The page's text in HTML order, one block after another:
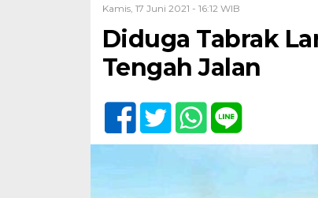
Kamis, 17 Juni 2021 - 16:12 WIB
Diduga Tabrak
Tengah Jalan